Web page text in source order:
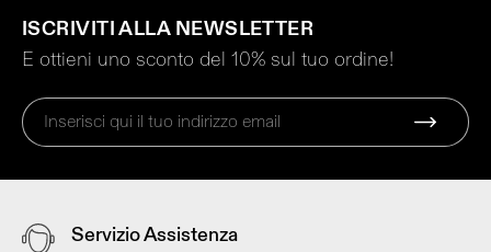
ISCRIVITI ALLA NEWSLETTER
E ottieni uno sconto del 10% sul tuo ordine!
Servizio Assistenza